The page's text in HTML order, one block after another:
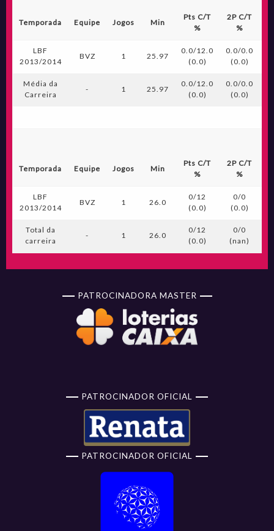
Temporada Equipe Jogos Min
Pts C/T
%
2P C/T
%
LBF
2013/2014
BVZ 1 25.97
0.0/12.0
(0.0)
0.0/0.0
(0.0)
Média da
Carreira
- 1 25.97
0.0/12.0
(0.0)
0.0/0.0
(0.0)
Temporada Equipe Jogos Min
Pts C/T
%
2P C/T
%
LBF
2013/2014
BVZ 1 26.0
0/12
(0.0)
0/0
(0.0)
Total da
carreira
- 1 26.0
0/12
(0.0)
0/0
(nan)
PATROCINADORA MASTER
PATROCINADOR OFICIAL
PATROCINADOR OFICIAL